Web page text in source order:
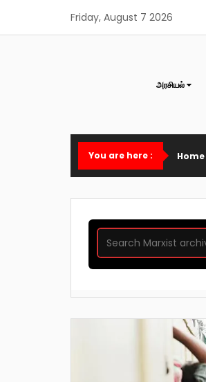
content
Friday, August 7 2026
அரசியல்
You are here : Home